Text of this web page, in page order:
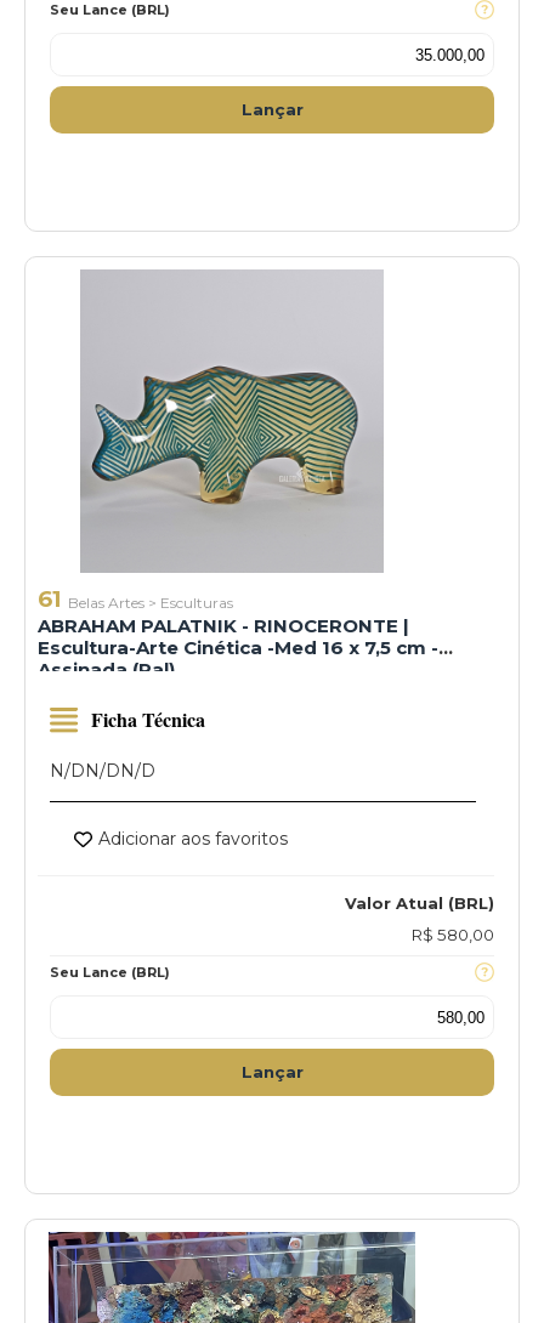
Seu Lance (BRL)
Lançar
61 Belas Artes > Esculturas
ABRAHAM PALATNIK - RINOCERONTE |
Escultura-Arte Cinética -Med 16 x 7,5 cm -
Assinada (Pal)
Valor Atual (BRL)
R$ 580,00
Seu Lance (BRL)
Lançar
Ficha Técnica
N/DN/DN/D
Adicionar aos favoritos